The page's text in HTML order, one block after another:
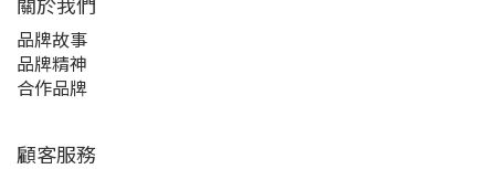
品牌故事
品牌精神
合作品牌
顧客服務